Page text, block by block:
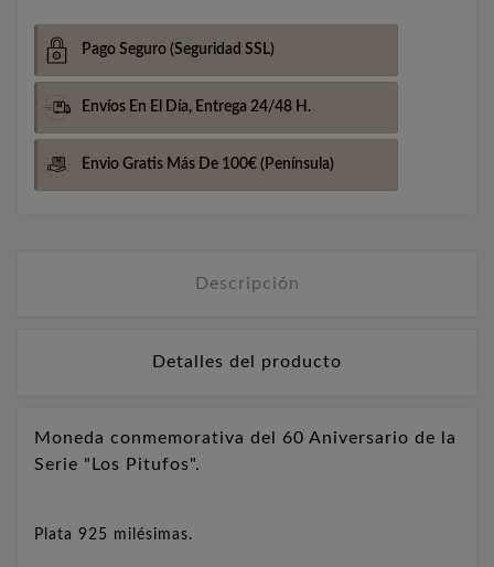
Pago Seguro (Seguridad SSL)
Envíos En El Día, Entrega 24/48 H.
Envio Gratis Más De 100€ (Península)
Descripción
Detalles del producto
Moneda conmemorativa del 60 Aniversario de la
Serie "Los Pitufos".
Plata 925 milésimas.